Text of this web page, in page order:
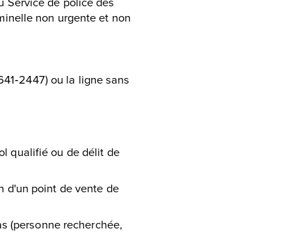
non urgente et non
ou la ligne sans
qualifié ou de délit de
d'un point de vente de
(personne recherchée,